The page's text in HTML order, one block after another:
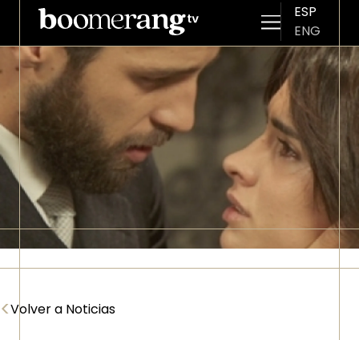
Pasar al contenido principal
ESP
ENG
Imagen
<Volver a Noticias